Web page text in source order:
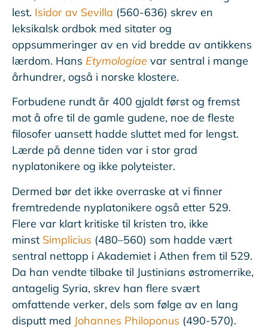
lest. Isidor av Sevilla (560-636) skrev en
leksikalsk ordbok med sitater og
oppsummeringer av en vid bredde av antikkens
lærdom. Hans Etymologiae var sentral i mange
århundrer, også i norske klostere.
Forbudene rundt år 400 gjaldt først og fremst
mot å ofre til de gamle gudene, noe de fleste
filosofer uansett hadde sluttet med for lengst.
Lærde på denne tiden var i stor grad
nyplatonikere og ikke polyteister.
Dermed bør det ikke overraske at vi finner
fremtredende nyplatonikere også etter 529.
Flere var klart kritiske til kristen tro, ikke
minst Simplicius (480–560) som hadde vært
sentral nettopp i Akademiet i Athen frem til 529.
Da han vendte tilbake til Justinians østromerrike,
antagelig Syria, skrev han flere svært
omfattende verker, dels som følge av en lang
disputt med Johannes Philoponus (490-570).